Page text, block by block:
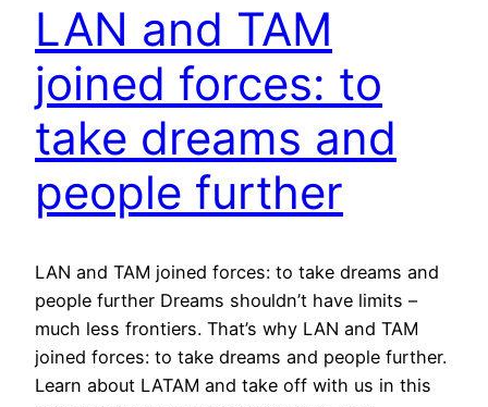
LAN and TAM
joined forces: to
take dreams and
people further
LAN and TAM joined forces: to take dreams and
people further Dreams shouldn’t have limits –
much less frontiers. That’s why LAN and TAM
joined forces: to take dreams and people further.
Learn about LATAM and take off with us in this